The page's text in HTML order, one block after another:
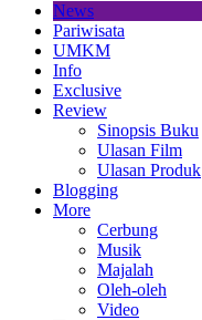
News
Pariwisata
UMKM
Info
Exclusive
Review
Sinopsis Buku
Ulasan Film
Ulasan Produk
Blogging
More
Cerbung
Musik
Majalah
Oleh-oleh
Video